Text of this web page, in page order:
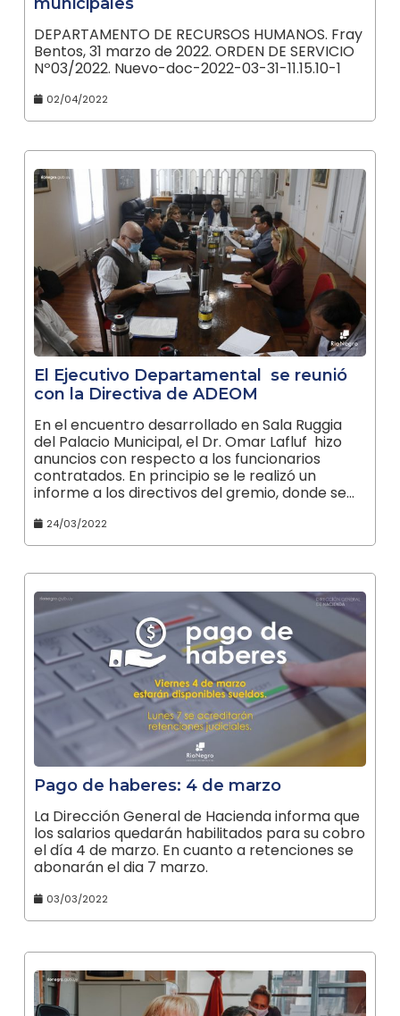
DEPARTAMENTO DE RECURSOS HUMANOS. Fray
Bentos, 31 marzo de 2022. ORDEN DE SERVICIO
Nº03/2022. Nuevo-doc-2022-03-31-11.15.10-1
02/04/2022
El Ejecutivo Departamental se reunió
con la Directiva de ADEOM
En el encuentro desarrollado en Sala Ruggia
del Palacio Municipal, el Dr. Omar Lafluf hizo
anuncios con respecto a los funcionarios
contratados. En principio se le realizó un
informe a los directivos del gremio, donde se…
24/03/2022
Pago de haberes: 4 de marzo
La Dirección General de Hacienda informa que
los salarios quedarán habilitados para su cobro
el día 4 de marzo. En cuanto a retenciones se
abonarán el dia 7 marzo.
03/03/2022